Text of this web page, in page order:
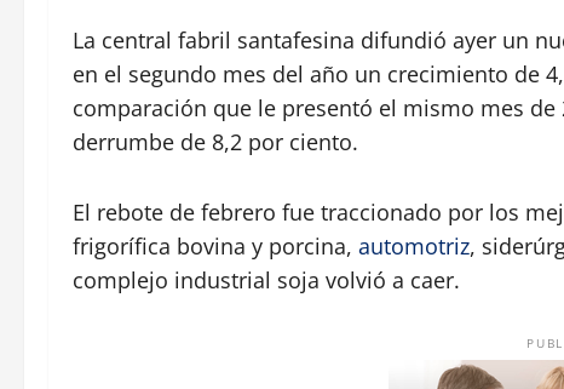
La central fabril santafesina difundió ayer un
en el segundo mes del año un crecimiento de
comparación que le presentó el mismo mes
derrumbe de 8,2 por ciento.
El rebote de febrero fue traccionado por los
frigorífica bovina y porcina, automotriz,
complejo industrial soja volvió a caer.